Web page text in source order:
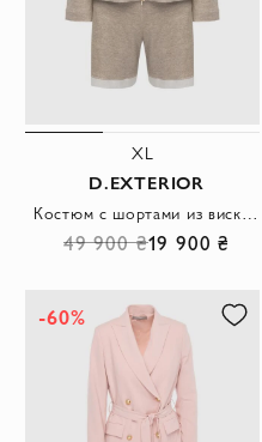
XL
D.EXTERIOR
Костюм с шортами из вискозы и полиэстера бежевый женский
49 900 ₴19 900 ₴
-60%